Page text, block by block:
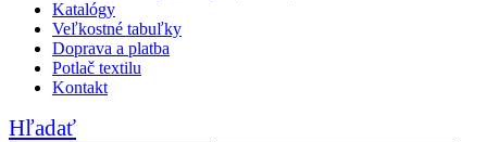
Katalógy
Veľkostné tabuľky
Doprava a platba
Potlač textilu
Kontakt
Hľadať